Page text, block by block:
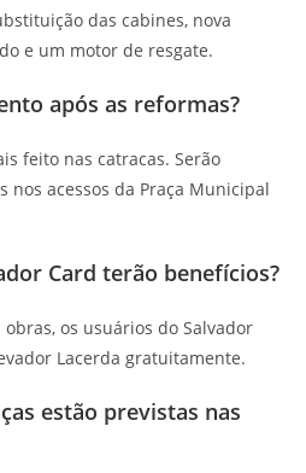
das cabines, nova
e um motor de resgate.
após as reformas?
feito nas catracas. Serão
acessos da Praça Municipal
Card terão benefícios?
os usuários do Salvador
Lacerda gratuitamente.
estão previstas nas